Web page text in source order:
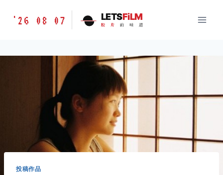
胶
味
'26 08 07 LETSFiLM
胶 片 的 味 道
投稿作品